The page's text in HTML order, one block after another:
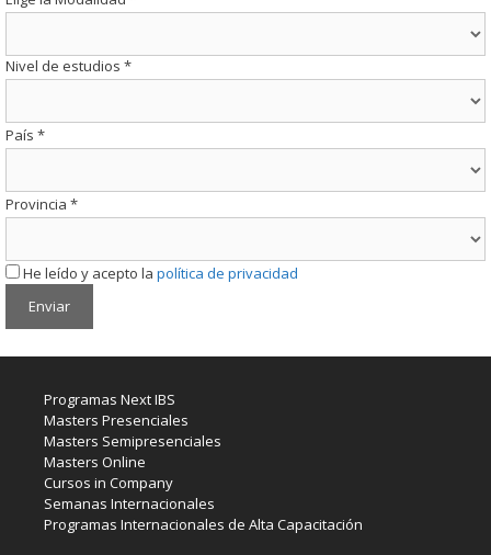
Nivel de estudios *
País *
Provincia *
He leído y acepto la política de privacidad
Programas Next IBS
Masters Presenciales
Masters Semipresenciales
Masters Online
Cursos in Company
Semanas Internacionales
Programas Internacionales de Alta Capacitación